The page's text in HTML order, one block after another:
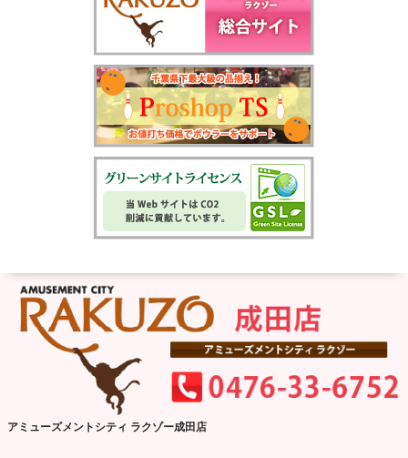
アミューズメントシティ ラクゾー成田店